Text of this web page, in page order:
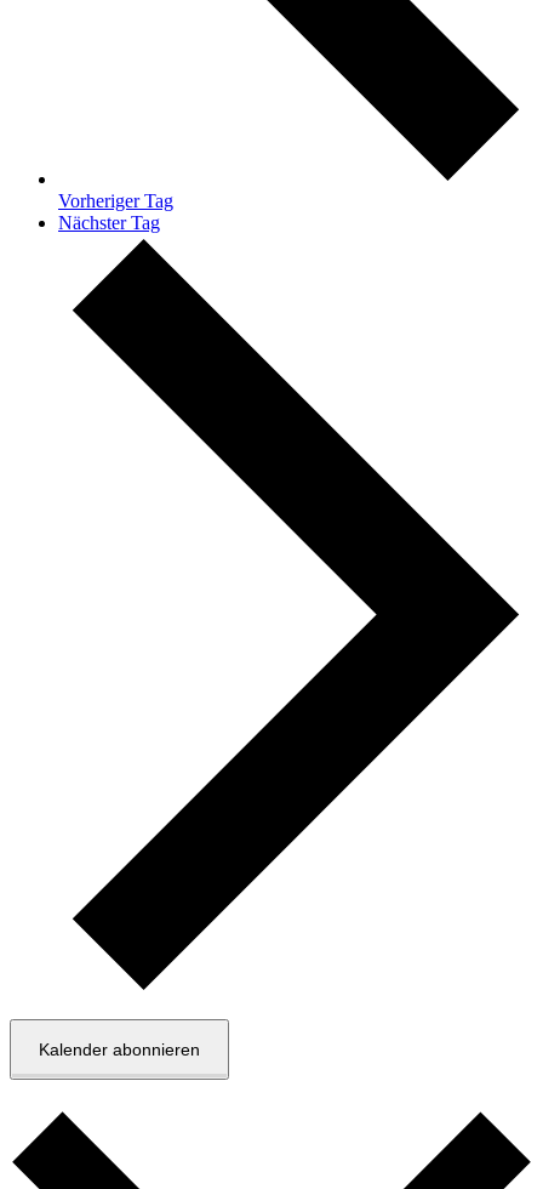
Vorheriger Tag
Nächster Tag
Kalender abonnieren